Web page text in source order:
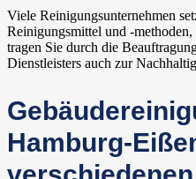
Viele Reinigungsunternehmen
Reinigungsmittel und -
tragen Sie durch die
Dienstleisters auch zur
Hamburg-